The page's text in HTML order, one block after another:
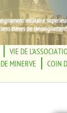
militaire
élèves de
VIE DE
MINERVE COIN